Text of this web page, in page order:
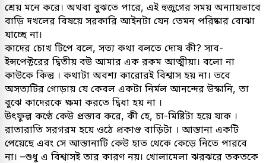
শ্রেয় মনে করে। অথবা বুঝতে পারে, এই হুজুগের সময় অন্যায়ভাবে
বাড়ি দখলের বিষয়ে সরকারি আইনটা যেন তেমন পরিষ্কার বোঝা
যাচ্ছে না।
কাদের চোখ টিপে বলে, সত্য কথা বলতে দোষ কী? সাব-
ইন্সপেক্টরের দ্বিতীয় বউ আমার এক রকম আত্মীয়া। বলো না
কাউকে কিন্তু । কথাটা অবশ্য কারোরই বিশ্বাস হয় না। তবে
অসত্যটির গোড়ায় যে কেবল একটা নির্মল আনন্দের উস্কানি, তা
বুঝে কাদেরকে ক্ষমা করতে দ্বিধা হয় না ।
উৎফুল্ল কণ্ঠে কেউ প্রস্তাব করে, কী হে, চা-মিষ্টিটা হয়ে যাক ।
রাতারাতি সরগরম হয়ে ওঠে প্রকাণ্ড বাড়িটা । আস্তানা একটি
পেয়েছে এবং সে আস্তানাটি কেউ হাত থেকে কেড়ে নিতে পারবে
না। –শুধু এ বিশ্বাসই তার কারণ নয়। খোলামেলা ঝরঝরে তকতকে